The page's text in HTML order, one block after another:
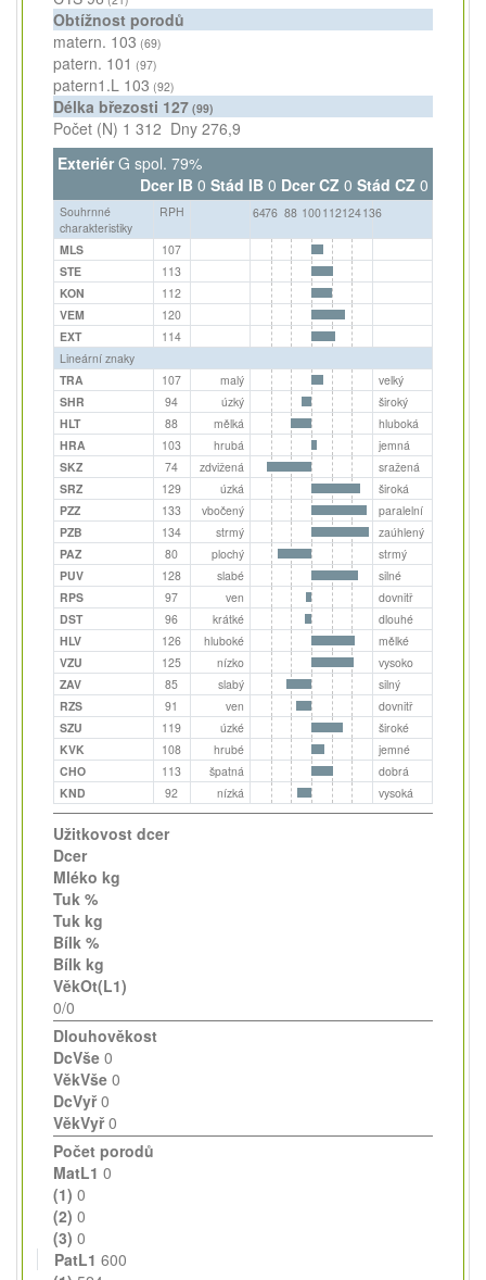
Obtížnost porodů
matern. 103 (69)
patern. 101 (97)
patern1.L 103 (92)
Délka březosti 127(99)
Počet (N) 1 312 Dny276,9
ExteriérG spol. 79%
Dcer IB0 Stád IB0 Dcer CZ0 Stád CZ0
Souhrnné
charakteristiky
RPH 6476 88 100112124136
MLS
107
STE
113
KON
112
VEM
120
EXT
114
Lineární znaky
TRA
107 malý
velký
SHR
94 úzký
široký
HLT
88 mělká
hluboká
HRA
103 hrubá
jemná
SKZ
74 zdvižená
sražená
SRZ
129 úzká
široká
PZZ
133 vbočený
paralelní
PZB
134 strmý
zaúhlený
PAZ
80 plochý
strmý
PUV
128 slabé
silné
RPS
97 ven
dovnitř
DST
96 krátké
dlouhé
HLV
126 hluboké
mělké
VZU
125 nízko
vysoko
ZAV
85 slabý
silný
RZS
91 ven
dovnitř
SZU
119 úzké
široké
KVK
108 hrubé
jemné
CHO
113 špatná
dobrá
KND
92 nízká vysoká
Užitkovost dcer
Dcer
Mléko kg
Tuk %
Tuk kg
Bílk %
Bílk kg
VěkOt(L1)
0/0
Dlouhověkost
DcVše0
VěkVše0
DcVyř0
VěkVyř0
Počet porodů
MatL1 0
(1) 0
(2) 0
(3) 0
PatL1 600